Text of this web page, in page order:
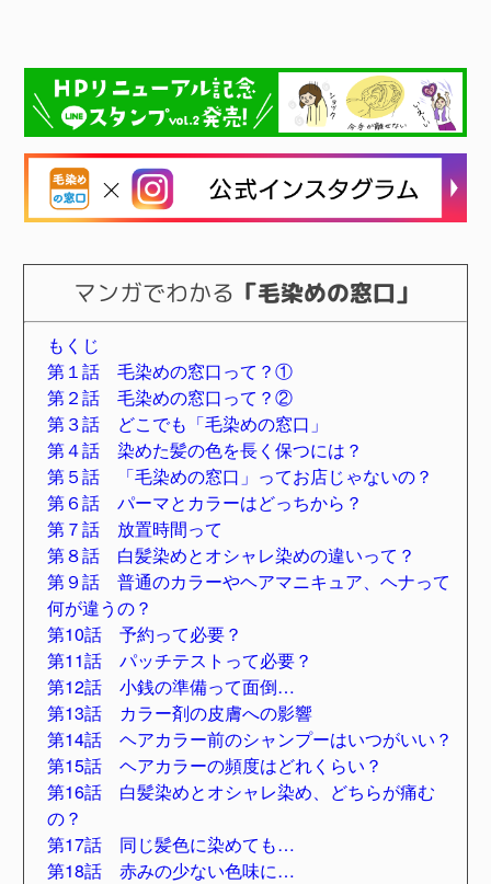
マンガでわかる 「毛染めの窓口」
もくじ
第１話 毛染めの窓口って？①
第２話 毛染めの窓口って？②
第３話 どこでも「毛染めの窓口」
第４話 染めた髪の色を長く保つには？
第５話 「毛染めの窓口」ってお店じゃないの？
第６話 パーマとカラーはどっちから？
第７話 放置時間って
第８話 白髪染めとオシャレ染めの違いって？
第９話 普通のカラーやヘアマニキュア、ヘナって
何が違うの？
第10話 予約って必要？
第11話 パッチテストって必要？
第12話 小銭の準備って面倒…
第13話 カラー剤の皮膚への影響
第14話 ヘアカラー前のシャンプーはいつがいい？
第15話 ヘアカラーの頻度はどれくらい？
第16話 白髪染めとオシャレ染め、どちらが痛む
の？
第17話 同じ髪色に染めても…
第18話 赤みの少ない色味に…